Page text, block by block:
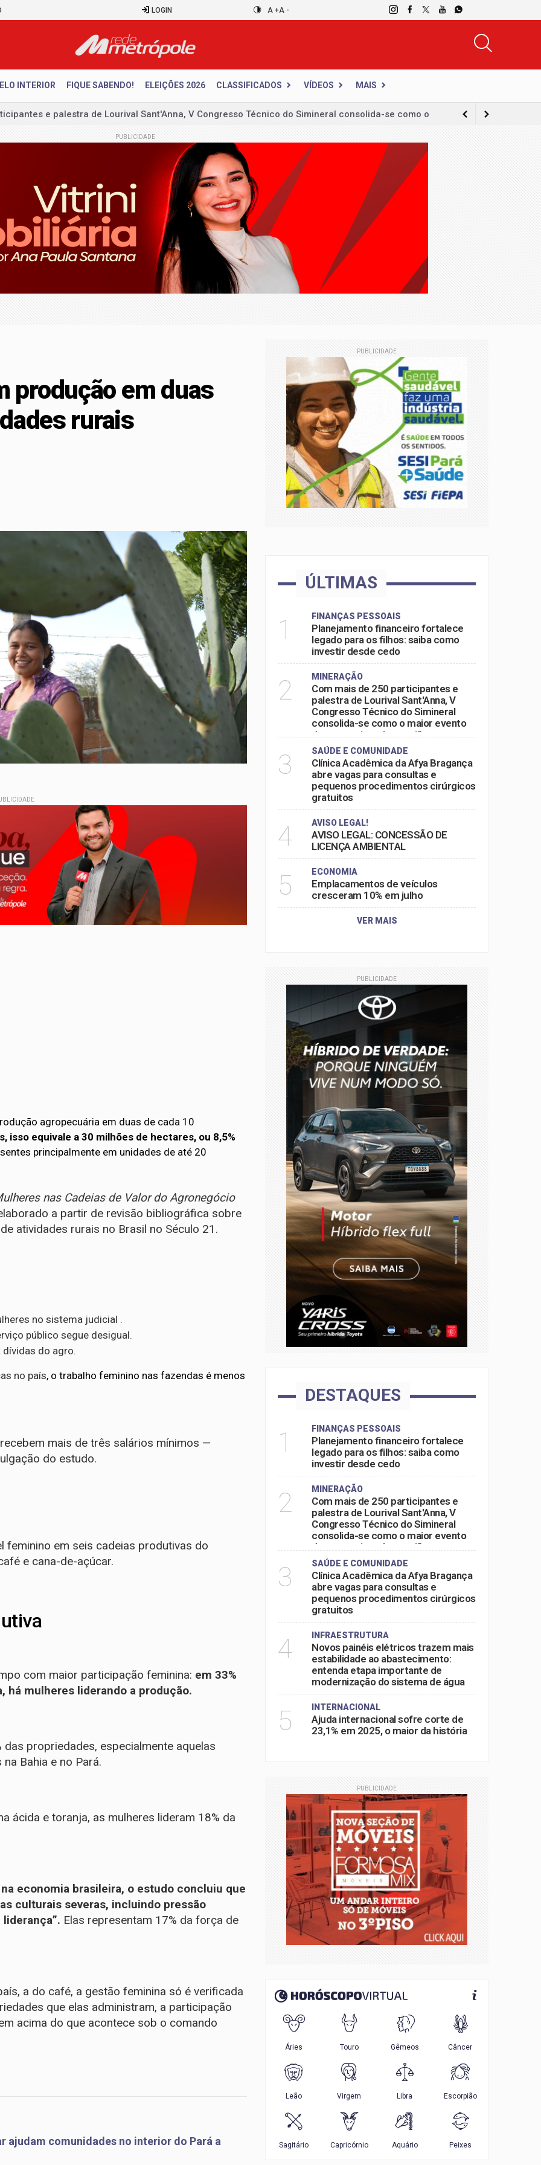
LOGIN A +A -
INTERIOR FIQUE SABENDO! ELEIÇÕES 2026 CLASSIFICADOS VÍDEOS MAIS
Afya Bragança abre vagas para consultas e pequenos procedimentos cirúrgicos gratuitos
DE LICENÇA AMBIENTAL
brasileira cai 1,8% de maio para junho
desarticular ataques a Brasília
neutralidade na eleição presidencial
neutro na corrida presidencial
de planejar atentados no período eleitoral
fortalece legado para os filhos: saiba como investir desde cedo
PUBLICIDADE
produção em duas
rurais
agropecuária em duas de cada 10
isso equivale a 30 milhões de hectares, ou 8,5%
principalmente em unidades de até 20
nas Cadeias de Valor do Agronegócio
a partir de revisão bibliográfica sobre
atividades rurais no Brasil no Século 21.
no sistema judicial .
público segue desigual.
dívidas do agro.
no país, o trabalho feminino nas fazendas é menos
mais de três salários mínimos —
do estudo.
feminino em seis cadeias produtivas do
e cana-de-açúcar.
com maior participação feminina: em 33%
há mulheres liderando a produção.
propriedades, especialmente aquelas
Bahia e no Pará.
ácida e toranja, as mulheres lideram 18% da
economia brasileira, o estudo concluiu que
culturais severas, incluindo pressão
Elas representam 17% da força de
a do café, a gestão feminina só é verificada
que elas administram, a participação
acima do que acontece sob o comando
comunidades no interior do Pará a
PUBLICIDADE
ÚLTIMAS
1 FINANÇAS PESSOAIS
Planejamento financeiro fortalece
legado para os filhos: saiba como
investir desde cedo
2 MINERAÇÃO
Com mais de 250 participantes e
palestra de Lourival Sant'Anna, V
Congresso Técnico do Simineral
consolida-se como o maior evento
do setor mineral na região
3 SAÚDE E COMUNIDADE
Clínica Acadêmica da Afya Bragança
abre vagas para consultas e
pequenos procedimentos cirúrgicos
gratuitos
4 AVISO LEGAL!
AVISO LEGAL: CONCESSÃO DE
LICENÇA AMBIENTAL
5 ECONOMIA
Emplacamentos de veículos
cresceram 10% em julho
VER MAIS
PUBLICIDADE
DESTAQUES
1 FINANÇAS PESSOAIS
Planejamento financeiro fortalece
legado para os filhos: saiba como
investir desde cedo
2 MINERAÇÃO
Com mais de 250 participantes e
palestra de Lourival Sant'Anna, V
Congresso Técnico do Simineral
consolida-se como o maior evento
do setor mineral na região
3 SAÚDE E COMUNIDADE
Clínica Acadêmica da Afya Bragança
abre vagas para consultas e
pequenos procedimentos cirúrgicos
gratuitos
4 INFRAESTRUTURA
Novos painéis elétricos trazem mais
estabilidade ao abastecimento:
entenda etapa importante de
modernização do sistema de água
5 INTERNACIONAL
Ajuda internacional sofre corte de
23,1% em 2025, o maior da história
PUBLICIDADE